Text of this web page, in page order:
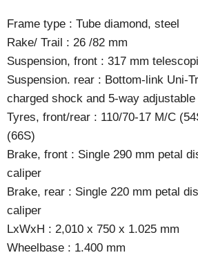
Frame type : Tube diamond, steel
Rake/ Trail : 26 /82 mm
Suspension, front : 317 mm
Suspension. rear : Bottom-link Uni-
charged shock and 5-way adjustable
Tyres, front/rear : 110/70-17 M/C
(66S)
Brake, front : Single 290 mm petal
caliper
Brake, rear : Single 220 mm petal
caliper
LxWxH : 2,010 x 750 x 1.025 mm
Wheelbase : 1.400 mm